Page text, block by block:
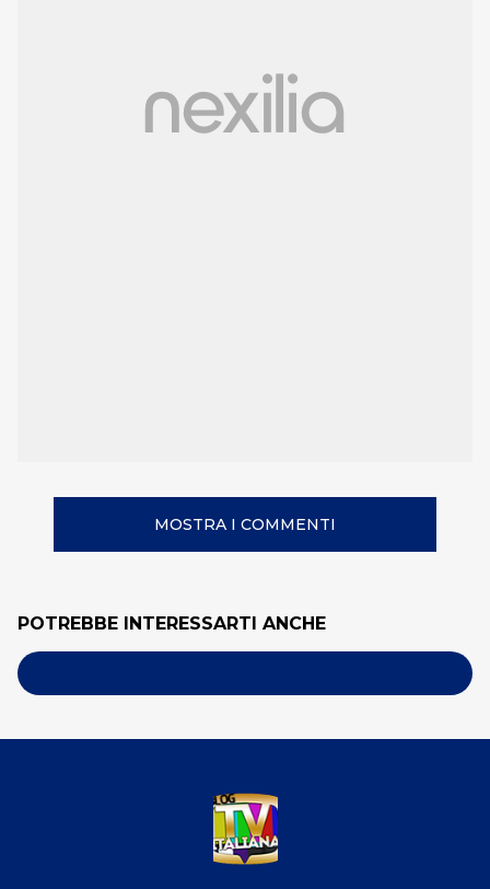
MOSTRA I COMMENTI
POTREBBE INTERESSARTI ANCHE